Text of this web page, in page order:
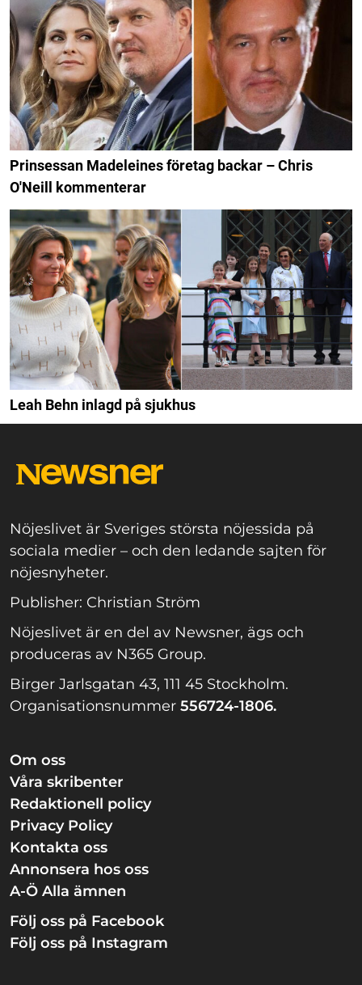
Prinsessan Madeleines företag backar – Chris
O'Neill kommenterar
Leah Behn inlagd på sjukhus
Nöjeslivet är Sveriges största nöjessida på
sociala medier – och den ledande sajten för
nöjesnyheter.
Publisher: Christian Ström
Nöjeslivet är en del av Newsner, ägs och
produceras av N365 Group.
Birger Jarlsgatan 43, 111 45 Stockholm.
Organisationsnummer 556724-1806.
Om oss
Våra skribenter
Redaktionell policy
Privacy Policy
Kontakta oss
Annonsera hos oss
A-Ö Alla ämnen
Följ oss på Facebook
Följ oss på Instagram